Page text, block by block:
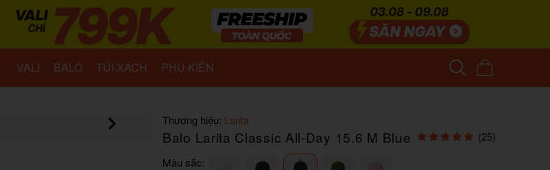
VALI BALO TÚI XÁCH PHỤ KIỆN
Thương hiệu: Larita
Balo Larita Classic All-Day 15.6 M Blue
(25)
Màu sắc: